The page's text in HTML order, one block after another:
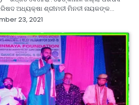
ଅଧ୍ୟକ୍ଷା ଶ୍ରୀମତୀ ମିନତୀ ନାୟକଙ୍କ…
23, 2021